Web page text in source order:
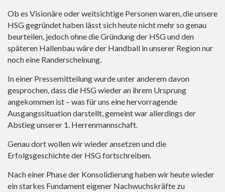
Ob es Visionäre oder weitsichtige Personen waren, die unsere
HSG gegründet haben lässt sich heute nicht mehr so genau
beurteilen, jedoch ohne die Gründung der HSG und den
späteren Hallenbau wäre der Handball in unserer Region nur
noch eine Randerscheinung.
In einer Pressemitteilung wurde unter anderem davon
gesprochen, dass die HSG wieder an ihrem Ursprung
angekommen ist – was für uns eine hervorragende
Ausgangssituation darstellt, gemeint war allerdings der
Abstieg unserer 1. Herrenmannschaft.
Genau dort wollen wir wieder ansetzen und die
Erfolgsgeschichte der HSG fortschreiben.
Nach einer Phase der Konsolidierung haben wir heute wieder
ein starkes Fundament eigener Nachwuchskräfte zu